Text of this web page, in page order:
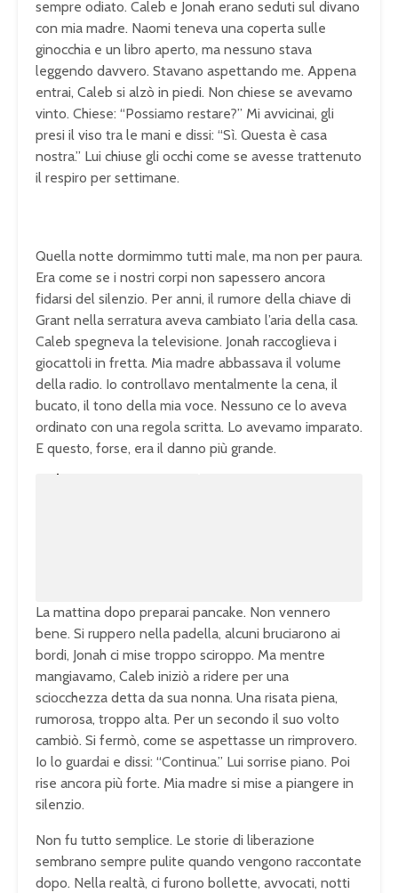
sempre odiato. Caleb e Jonah erano seduti sul divano
con mia madre. Naomi teneva una coperta sulle
ginocchia e un libro aperto, ma nessuno stava
leggendo davvero. Stavano aspettando me. Appena
entrai, Caleb si alzò in piedi. Non chiese se avevamo
vinto. Chiese: “Possiamo restare?” Mi avvicinai, gli
presi il viso tra le mani e dissi: “Sì. Questa è casa
nostra.” Lui chiuse gli occhi come se avesse trattenuto
il respiro per settimane.
Quella notte dormimmo tutti male, ma non per paura.
Era come se i nostri corpi non sapessero ancora
fidarsi del silenzio. Per anni, il rumore della chiave di
Grant nella serratura aveva cambiato l’aria della casa.
Caleb spegneva la televisione. Jonah raccoglieva i
giocattoli in fretta. Mia madre abbassava il volume
della radio. Io controllavo mentalmente la cena, il
bucato, il tono della mia voce. Nessuno ce lo aveva
ordinato con una regola scritta. Lo avevamo imparato.
E questo, forse, era il danno più grande.
La mattina dopo preparai pancake. Non vennero
bene. Si ruppero nella padella, alcuni bruciarono ai
bordi, Jonah ci mise troppo sciroppo. Ma mentre
mangiavamo, Caleb iniziò a ridere per una
sciocchezza detta da sua nonna. Una risata piena,
rumorosa, troppo alta. Per un secondo il suo volto
cambiò. Si fermò, come se aspettasse un rimprovero.
Io lo guardai e dissi: “Continua.” Lui sorrise piano. Poi
rise ancora più forte. Mia madre si mise a piangere in
silenzio.
Non fu tutto semplice. Le storie di liberazione
sembrano sempre pulite quando vengono raccontate
dopo. Nella realtà, ci furono bollette, avvocati, notti